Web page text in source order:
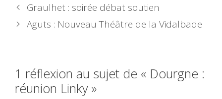
Graulhet : soirée débat soutien
Aguts : Nouveau Théâtre de la Vidalbade
1 réflexion au sujet de « Dourgne :
réunion Linky »